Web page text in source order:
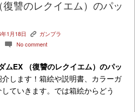
讐のレクイエム）のパッ
1月18日 K ガンプラ
c No comment
ムEX （復讐のレクイエム）のパッ
介します！箱絵や説明書、カラーガ
ていきます。では箱絵からどう